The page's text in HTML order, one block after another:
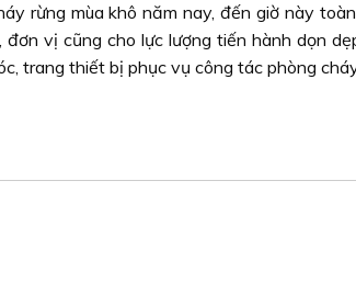
rừng mùa khô năm nay, đến giờ này
vị cũng cho lực lượng tiến hành dọn
trang thiết bị phục vụ công tác phòng